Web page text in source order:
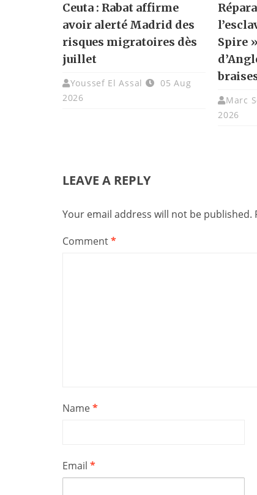
Ceuta : Rabat affirme
avoir alerté Madrid des
risques migratoires dès
juillet
Youssef El Assal
05 Aug
2026
Spire
Marc
2026
LEAVE A REPLY
Your email address will not be published.
Comment*
Name*
Email *